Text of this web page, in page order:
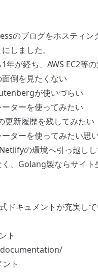
のブログをホスティ
しました。
年が経ち、AWS EC2等
倒を見たくない
が使いづらい
ターを使ってみたい
更新履歴を残してみたい
ターを使ってみたい思
の環境へ引っ越し
、Golang製ならサイ
ドキュメントが充実し
ト
ト